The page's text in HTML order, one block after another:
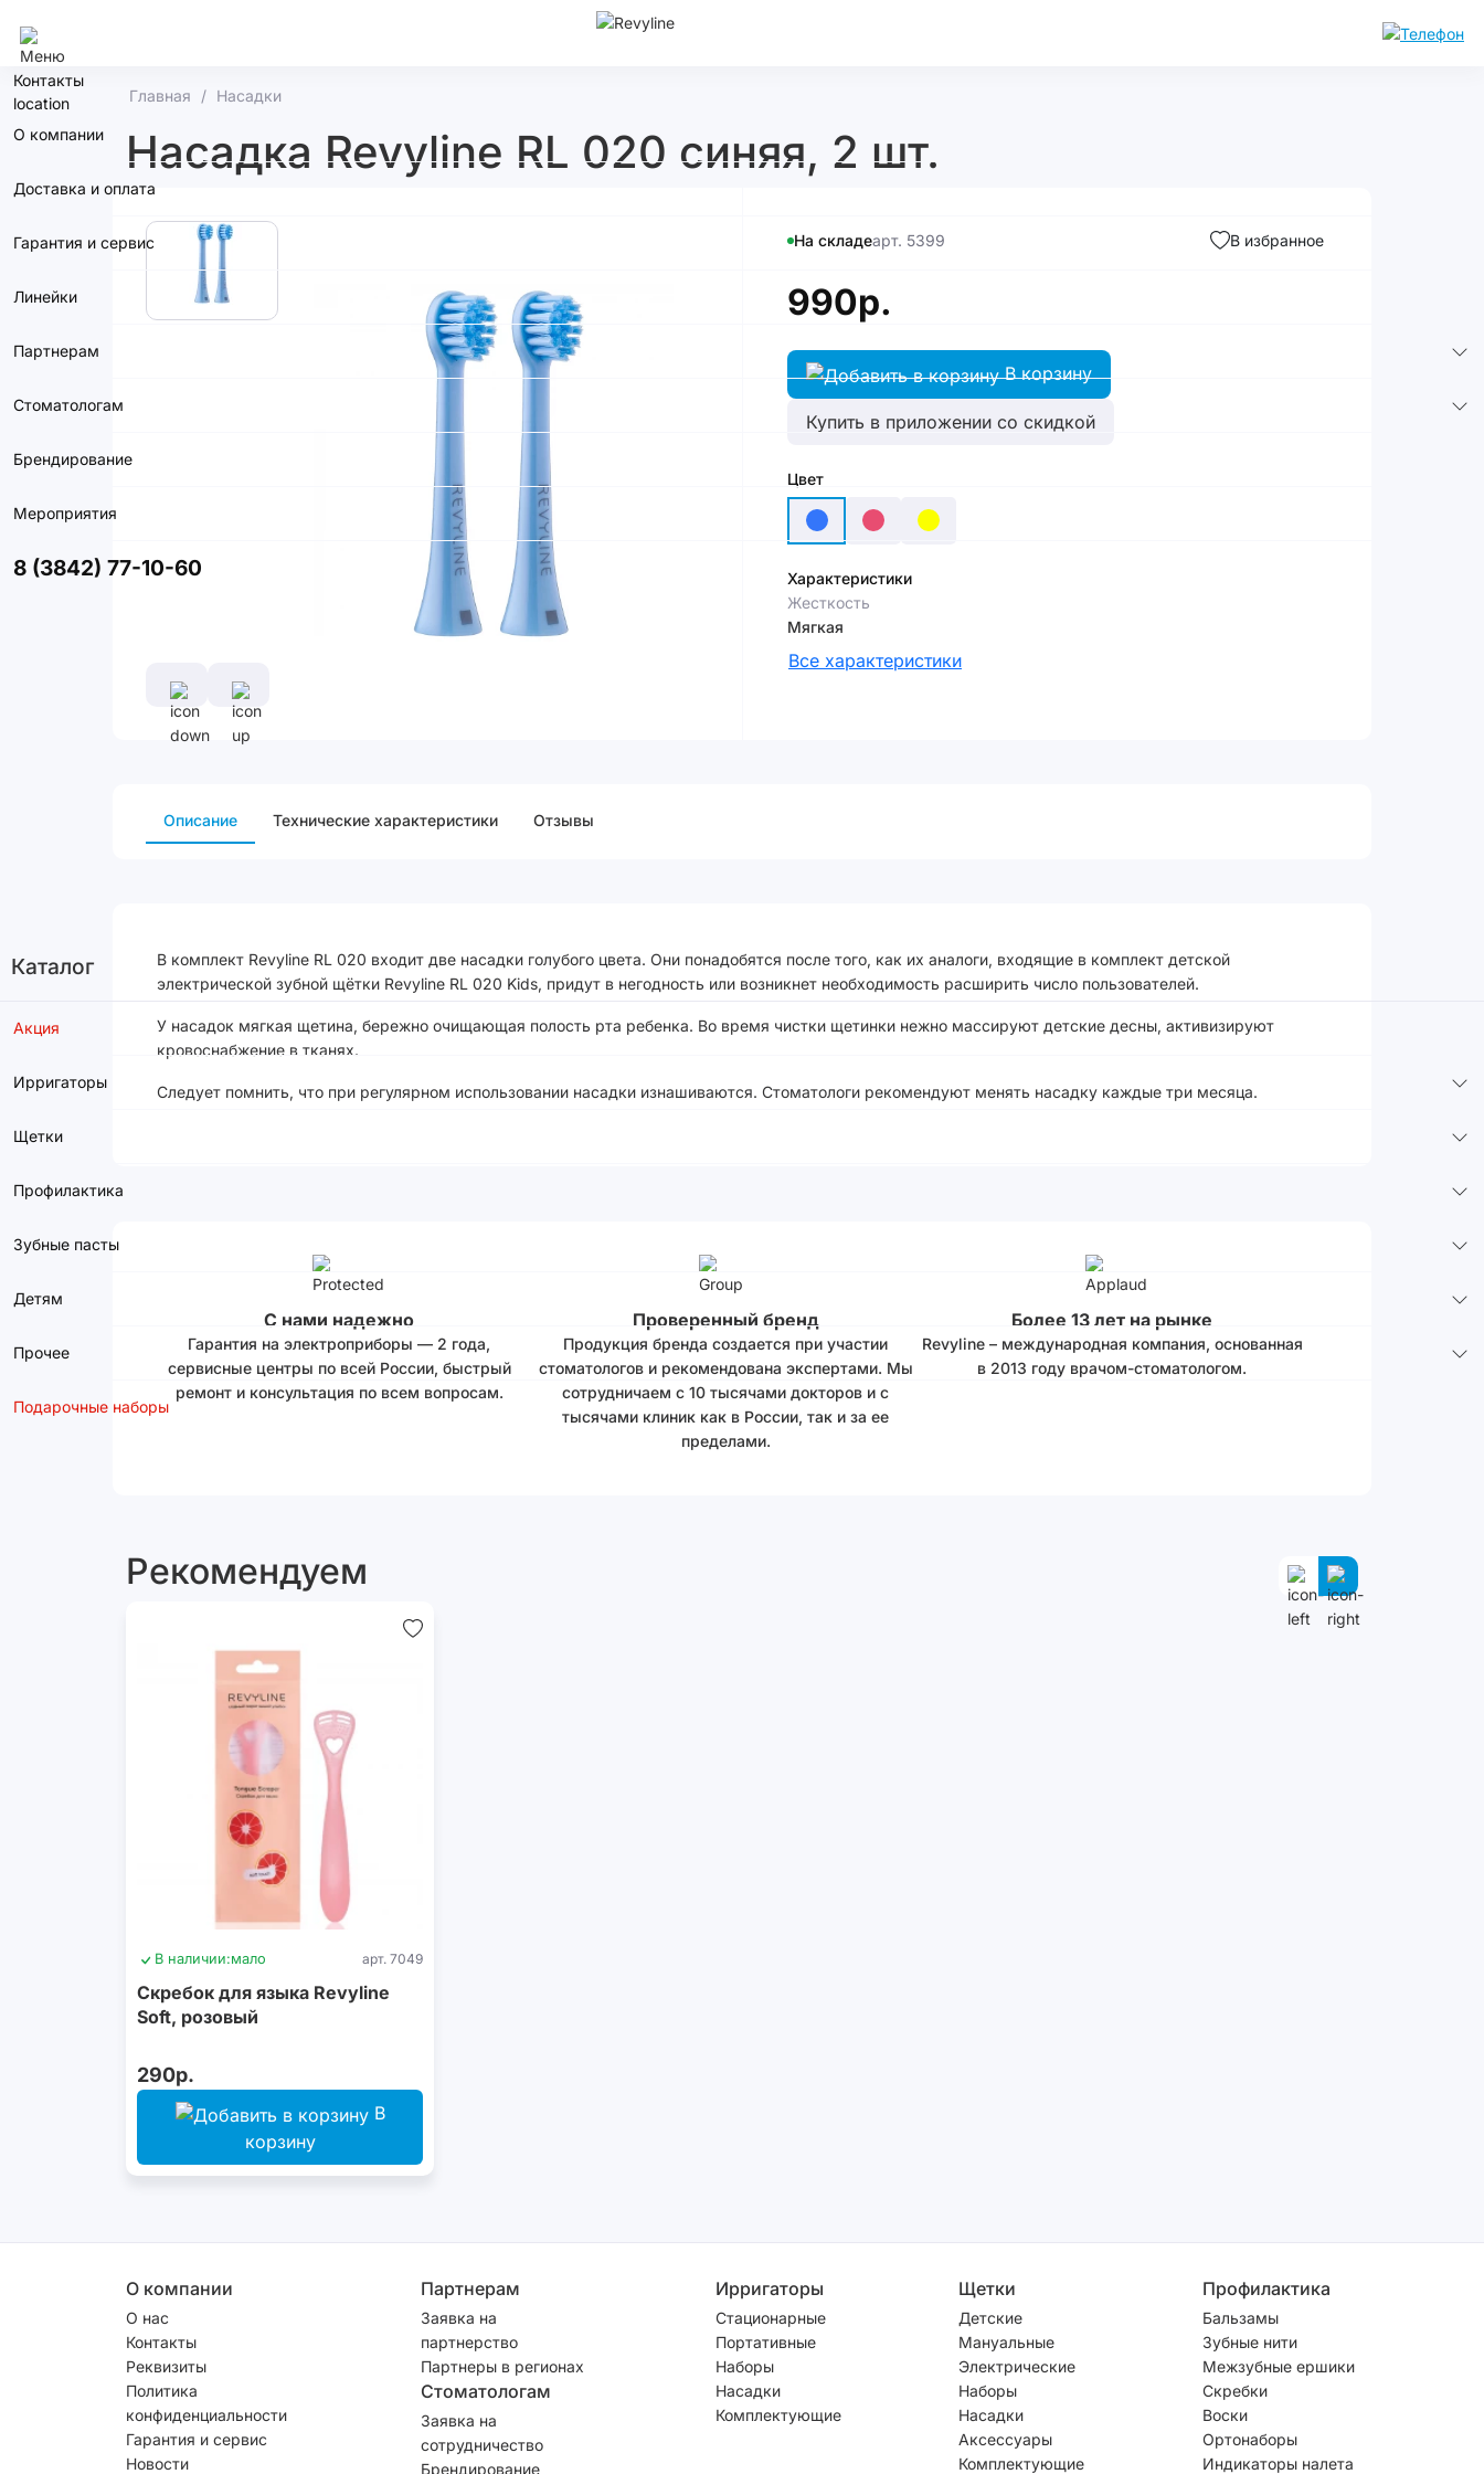
Контакты
О компании
Доставка и оплата
Гарантия и сервис
Линейки
Партнерам
Стоматологам
Брендирование
Мероприятия
8 (3842) 77-10-60
Каталог
Акция
Ирригаторы
Щетки
Профилактика
Зубные пасты
Детям
Прочее
Подарочные наборы
Главная Насадки
Насадка Revyline RL 020 синяя, 2 шт.
На складеарт. 5399 В избранное
990р.
В корзину
Купить в приложении со скидкой
Цвет
Характеристики
Жесткость
Мягкая
Все характеристики
Описание Технические характеристики Отзывы
В комплект Revyline RL 020 входит две насадки голубого цвета. Они понадобятся после того, как их аналоги, входящие в комплект детской
электрической зубной щётки Revyline RL 020 Kids, придут в негодность или возникнет необходимость расширить число пользователей.
У насадок мягкая щетина, бережно очищающая полость рта ребенка. Во время чистки щетинки нежно массируют детские десны, активизируют
кровоснабжение в тканях.
Следует помнить, что при регулярном использовании насадки изнашиваются. Стоматологи рекомендуют менять насадку каждые три месяца.
С нами надежно
Гарантия на электроприборы — 2 года,
сервисные центры по всей России, быстрый
ремонт и консультация по всем вопросам.
Проверенный бренд
Продукция бренда создается при участии
стоматологов и рекомендована экспертами. Мы
сотрудничаем с 10 тысячами докторов и с
тысячами клиник как в России, так и за ее
пределами.
Более 13 лет на рынке
Revyline – международная компания, основанная
в 2013 году врачом-стоматологом.
Рекомендуем
В наличии:мало арт. 7049
Скребок для языка Revyline
Soft, розовый
290р.
В
корзину
О компании
О нас
Контакты
Реквизиты
Политика
конфиденциальности
Гарантия и сервис
Новости
Партнерам
Заявка на
партнерство
Партнеры в регионах
Стоматологам
Заявка на
сотрудничество
Брендирование
Ирригаторы
Стационарные
Портативные
Наборы
Насадки
Комплектующие
Щетки
Детские
Мануальные
Электрические
Наборы
Насадки
Аксессуары
Комплектующие
Профилактика
Бальзамы
Зубные нити
Межзубные ершики
Скребки
Воски
Ортонаборы
Индикаторы налета